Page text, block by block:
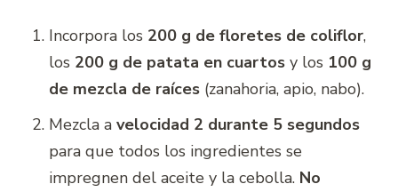
Incorpora los 200 g de floretes de coliflor,
los 200 g de patata en cuartos y los 100 g
de mezcla de raíces (zanahoria, apio, nabo).
Mezcla a velocidad 2 durante 5 segundos
para que todos los ingredientes se
impregnen del aceite y la cebolla. No